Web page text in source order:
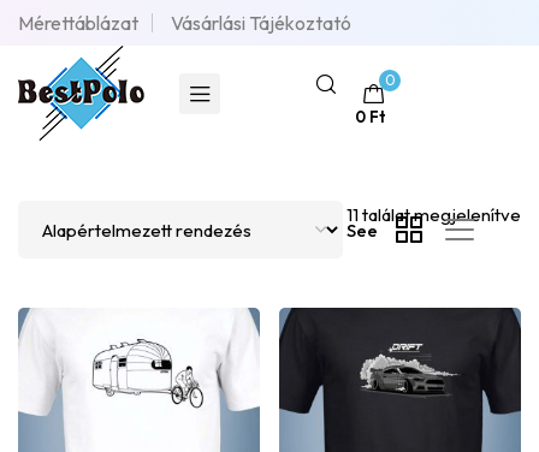
Mérettáblázat Vásárlási Tájékoztató
0
0 Ft
Mind a(z) 11 találat megjelenítve
See